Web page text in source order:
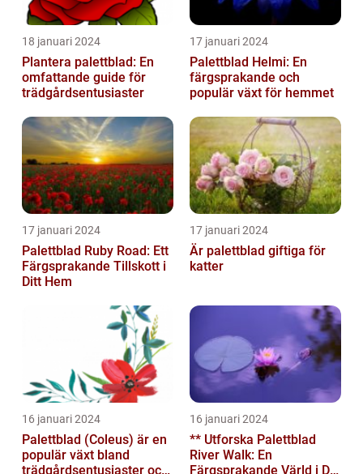
18 januari 2024
Plantera palettblad: En
omfattande guide för
trädgårdsentusiaster
17 januari 2024
Palettblad Helmi: En
färgsprakande och
populär växt för hemmet
17 januari 2024
Palettblad Ruby Road: Ett
Färgsprakande Tillskott i
Ditt Hem
17 januari 2024
Är palettblad giftiga för
katter
16 januari 2024
Palettblad (Coleus) är en
populär växt bland
trädgårdsentusiaster och
16 januari 2024
** Utforska Palettblad
River Walk: En
Färgsprakande Värld i Din